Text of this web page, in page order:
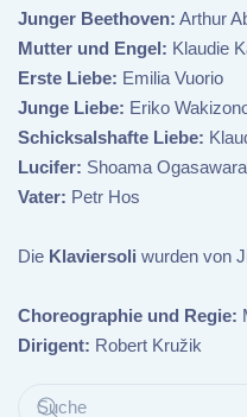
Junger Beethoven: Arthur
Mutter und Engel: Klaudie
Erste Liebe: Emilia Vuorio
Junge Liebe: Eriko
Schicksalshafte Liebe:
Lucifer: Shoama Ogasawara
Vater: Petr Hos
Die Klaviersoli wurden von
Choreographie und Regie:
Dirigent: Robert Kružik